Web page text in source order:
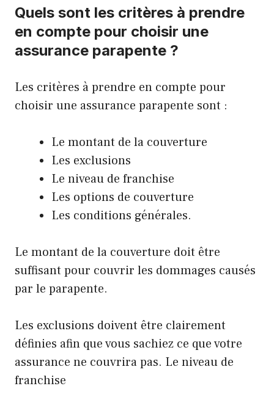
Quels sont les critères à prendre
en compte pour choisir une
assurance parapente ?
Les critères à prendre en compte pour
choisir une assurance parapente sont :
Le montant de la couverture
Les exclusions
Le niveau de franchise
Les options de couverture
Les conditions générales.
Le montant de la couverture doit être
suffisant pour couvrir les dommages causés
par le parapente.
Les exclusions doivent être clairement
définies afin que vous sachiez ce que votre
assurance ne couvrira pas. Le niveau de
franchise